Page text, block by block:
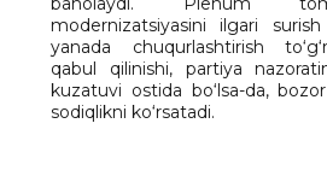
modernizatsiyasini ilgari
yanada chuqurlashtirish
qabul qilinishi, partiya
kuzatuvi ostida bo‘lsa-da,
sodiqlikni ko‘rsatadi.